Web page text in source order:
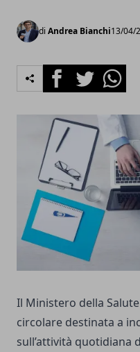
di Andrea Bianchi13/04/
FacebookTwitter
Il Ministero della
circolare destinata a
sull’attività quotidiana